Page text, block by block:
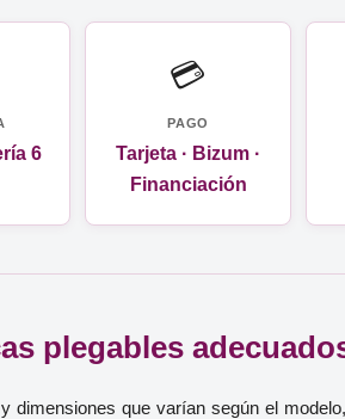
6
💳
PAGO
Tarjeta · Bizum ·
Financiación
plegables
que varían según el